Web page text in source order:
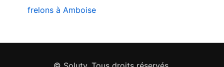
frelons à Amboise